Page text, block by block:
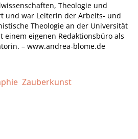
Theologie und
und war Leiterin der Arbeits- und
Theologie an der Universität
einem eigenen Redaktionsbüro als
– www.andrea-blome.de
Zauberkunst